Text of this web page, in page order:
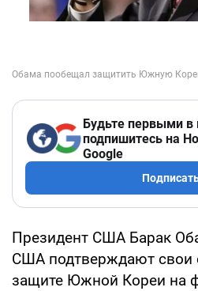
Будьте первыми в
подпишитесь на
Google
Президент США Барак
США подтверждают свои
защите Южной Кореи на